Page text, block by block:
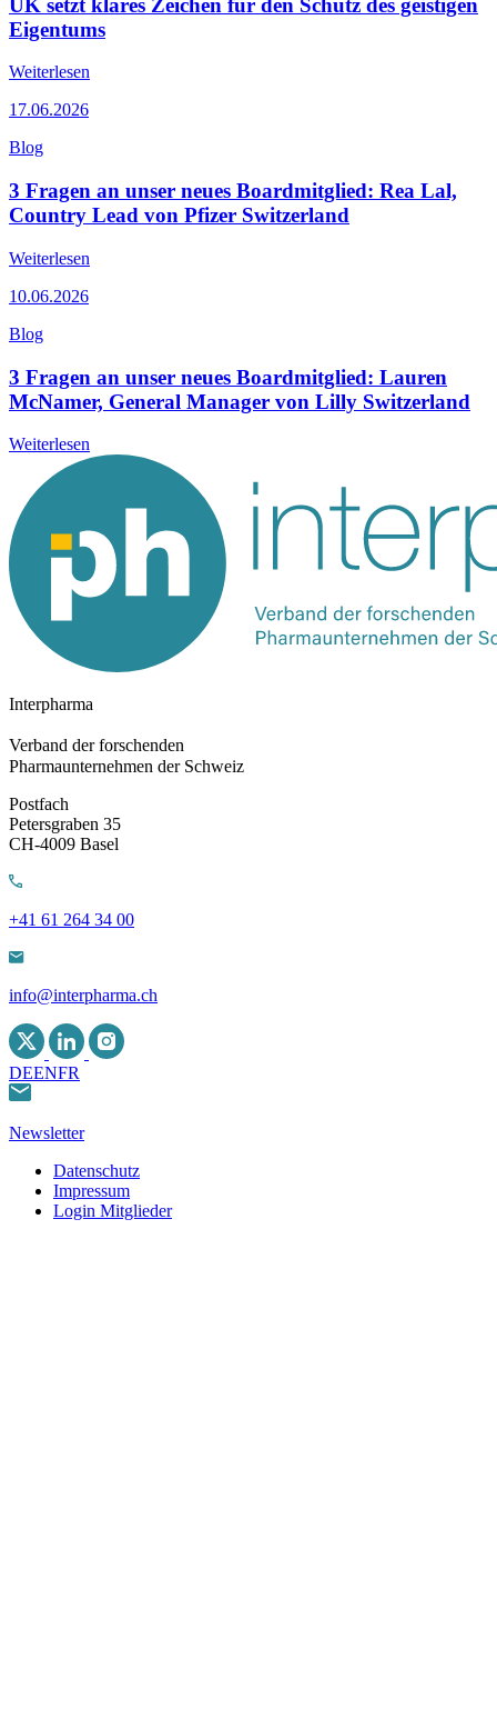
Eigentums
Weiterlesen
17.06.2026
Blog
3 Fragen an unser neues Boardmitglied: Rea Lal,
Country Lead von Pfizer Switzerland
Weiterlesen
10.06.2026
Blog
3 Fragen an unser neues Boardmitglied: Lauren
McNamer, General Manager von Lilly Switzerland
Weiterlesen
Interpharma
Verband der forschenden
Pharmaunternehmen der Schweiz
Postfach
Petersgraben 35
CH-4009 Basel
+41 61 264 34 00
info@interpharma.ch
DEENFR
Newsletter
Datenschutz
Impressum
Login Mitglieder